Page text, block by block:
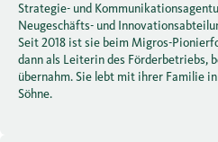
Strategie- und
Neugeschäfts- und
Seit 2018 ist sie beim Migros-
dann als Leiterin des Förderbetriebs,
übernahm. Sie lebt mit ihrer Familie
Söhne.